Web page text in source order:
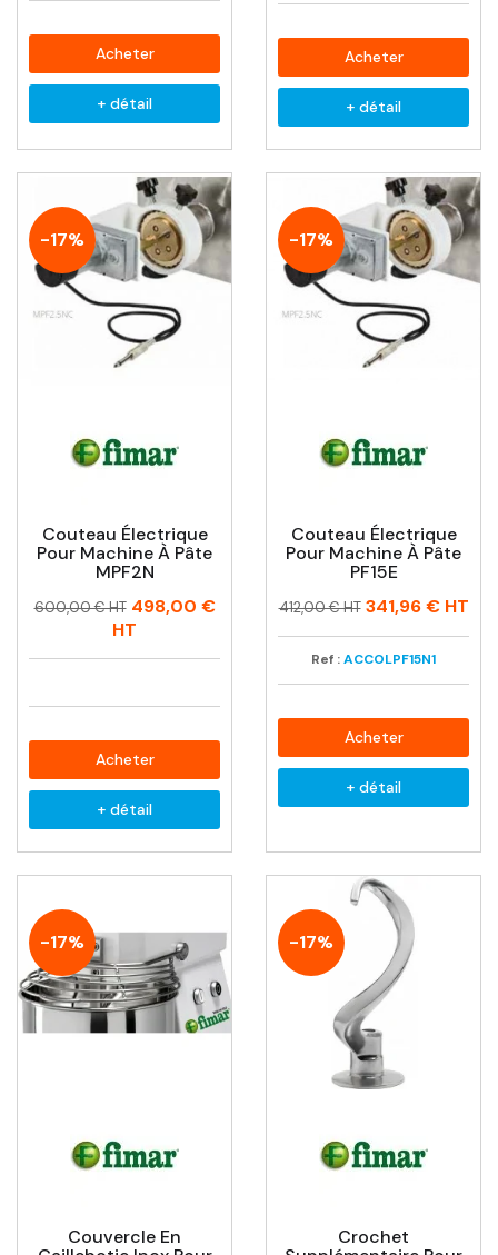
Acheter
+ détail
Acheter
+ détail
-17%
Couteau Électrique
Pour Machine À Pâte
MPF2N
Prix
Prix
600,00 € HT 498,00 €
HT
Acheter
+ détail
-17%
Couteau Électrique
Pour Machine À Pâte
PF15E
Prix
Prix
412,00 € HT 341,96 €HT
Ref :ACCOLPF15N1
Acheter
+ détail
-17%
Couvercle En
-17%
Crochet